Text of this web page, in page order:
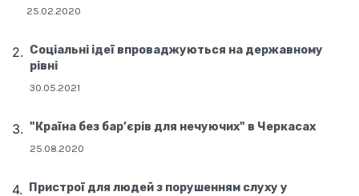
25.02.2020
Соціальні ідеї впроваджуються на державному
рівні
30.05.2021
"Країна без бар’єрів для нечуючих" в Черкасах
25.08.2020
Пристрої для людей з порушенням слуху у